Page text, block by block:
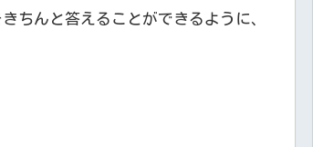
ちんと答えることができるように、